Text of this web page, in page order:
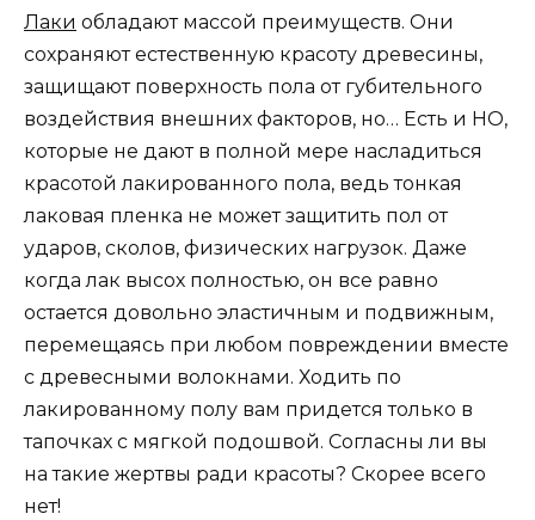
Лаки обладают массой преимуществ. Они
сохраняют естественную красоту древесины,
защищают поверхность пола от губительного
воздействия внешних факторов, но… Есть и НО,
которые не дают в полной мере насладиться
красотой лакированного пола, ведь тонкая
лаковая пленка не может защитить пол от
ударов, сколов, физических нагрузок. Даже
когда лак высох полностью, он все равно
остается довольно эластичным и подвижным,
перемещаясь при любом повреждении вместе
с древесными волокнами. Ходить по
лакированному полу вам придется только в
тапочках с мягкой подошвой. Согласны ли вы
на такие жертвы ради красоты? Скорее всего
нет!